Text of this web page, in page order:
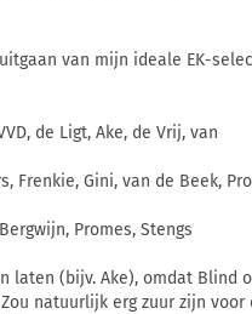
van mijn ideale EK-
de Ligt, Ake, de Vrij, van
Frenkie, Gini, van de Beek,
Promes, Stengs
laten (bijv. Ake), omdat Blind
natuurlijk erg zuur zijn voor